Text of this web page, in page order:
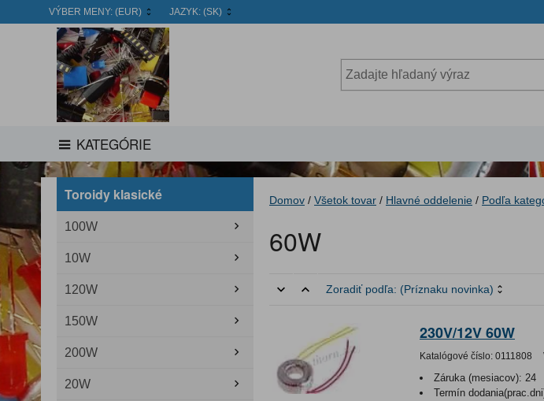
VÝBER MENY: (EUR) JAZYK: (SK)
KATEGÓRIE
Toroidy klasické
100W
10W
120W
150W
200W
20W
Domov / Všetok tovar / Hlavné oddelenie / Podľa
60W
Zoradiť podľa: (Príznaku novinka)
230V/12V 60W
Katalógové číslo: 0111808
Záruka (mesiacov): 24
Termín